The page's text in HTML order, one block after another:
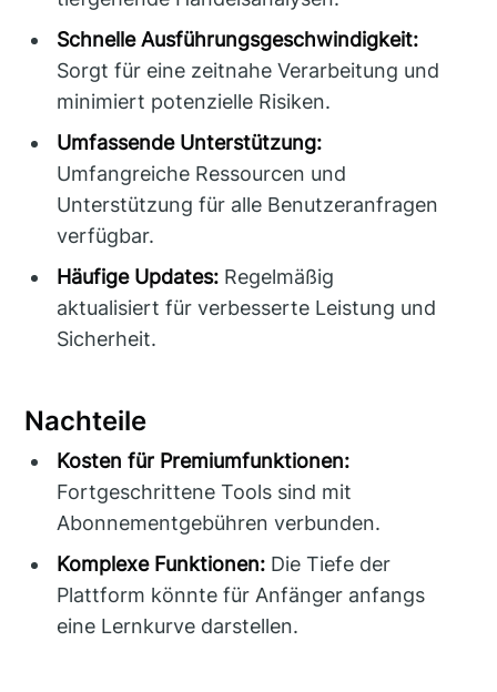
Schnelle Ausführungsgeschwindigkeit:
Sorgt für eine zeitnahe Verarbeitung und
minimiert potenzielle Risiken.
Umfassende Unterstützung:
Umfangreiche Ressourcen und
Unterstützung für alle Benutzeranfragen
verfügbar.
Häufige Updates: Regelmäßig
aktualisiert für verbesserte Leistung und
Sicherheit.
Nachteile
Kosten für Premiumfunktionen:
Fortgeschrittene Tools sind mit
Abonnementgebühren verbunden.
Komplexe Funktionen: Die Tiefe der
Plattform könnte für Anfänger anfangs
eine Lernkurve darstellen.